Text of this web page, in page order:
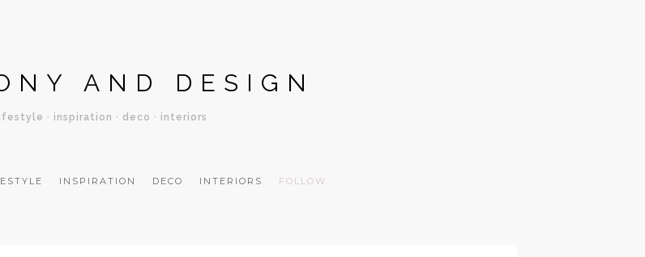
AND DESIGN
· inspiration · deco · interiors
INSPIRATION DECO INTERIORS FOLLOW